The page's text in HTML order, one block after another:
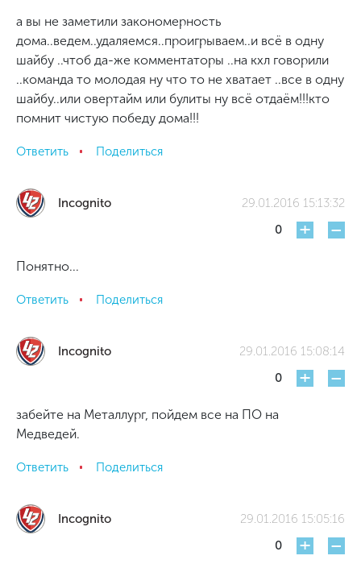
а вы не заметили закономерность
дома..ведем..удаляемся..проигрываем..и всё в одну
шайбу ..чтоб да-же комментаторы ..на кхл говорили
..команда то молодая ну что то не хватает ..все в одну
шайбу..или овертайм или булиты ну всё отдаём!!!кто
помнит чистую победу дома!!!
Ответить Поделиться
Incognito
29.01.2016 15:13:32
0
+ -
Понятно...
Ответить Поделиться
Incognito
29.01.2016 15:08:14
0
+ -
забейте на Металлург, пойдем все на ПО на
Медведей.
Ответить Поделиться
Incognito
29.01.2016 15:05:16
0
+ -